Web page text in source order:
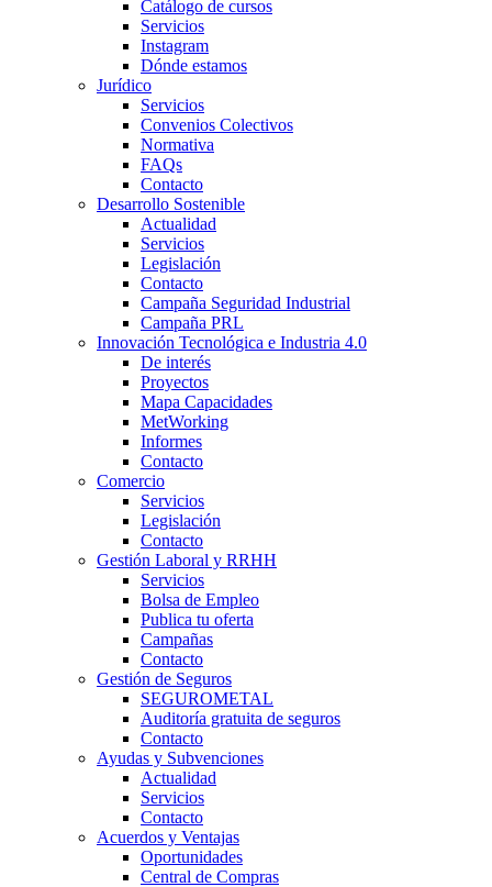
Catálogo de cursos
Servicios
Instagram
Dónde estamos
Jurídico
Servicios
Convenios Colectivos
Normativa
FAQs
Contacto
Desarrollo Sostenible
Actualidad
Servicios
Legislación
Contacto
Campaña Seguridad Industrial
Campaña PRL
Innovación Tecnológica e Industria 4.0
De interés
Proyectos
Mapa Capacidades
MetWorking
Informes
Contacto
Comercio
Servicios
Legislación
Contacto
Gestión Laboral y RRHH
Servicios
Bolsa de Empleo
Publica tu oferta
Campañas
Contacto
Gestión de Seguros
SEGUROMETAL
Auditoría gratuita de seguros
Contacto
Ayudas y Subvenciones
Actualidad
Servicios
Contacto
Acuerdos y Ventajas
Oportunidades
Central de Compras